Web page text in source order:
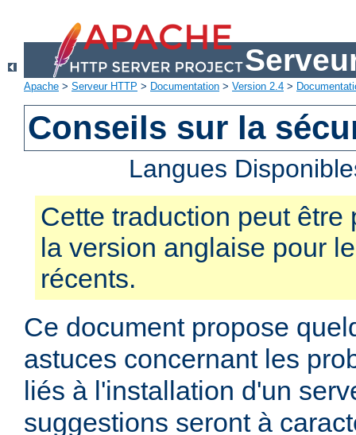
Apache > Serveur HTTP > Documentation > Version 2.4 >
Conseils sur la
Langues
Cette traduction peut être
la version anglaise pour
récents.
Ce document propose
astuces concernant les
liés à l'installation d'un
suggestions seront à